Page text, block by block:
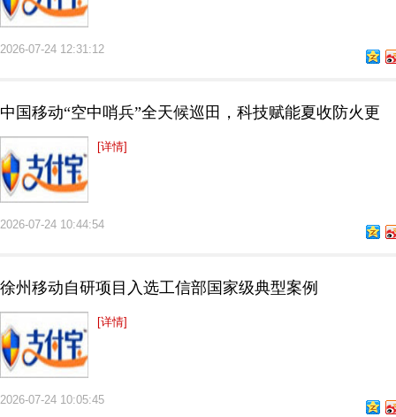
2026-07-24 12:31:12
中国移动“空中哨兵”全天候巡田，科技赋能夏收防火更
[详情]
2026-07-24 10:44:54
徐州移动自研项目入选工信部国家级典型案例
[详情]
2026-07-24 10:05:45